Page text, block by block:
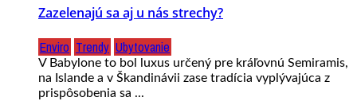
Zazelenajú sa aj u nás strechy?
Enviro Trendy Ubytovanie
V Babylone to bol luxus určený pre kráľovnú Semiramis,
na Islande a v Škandinávii zase tradícia vyplývajúca z
prispôsobenia sa ...